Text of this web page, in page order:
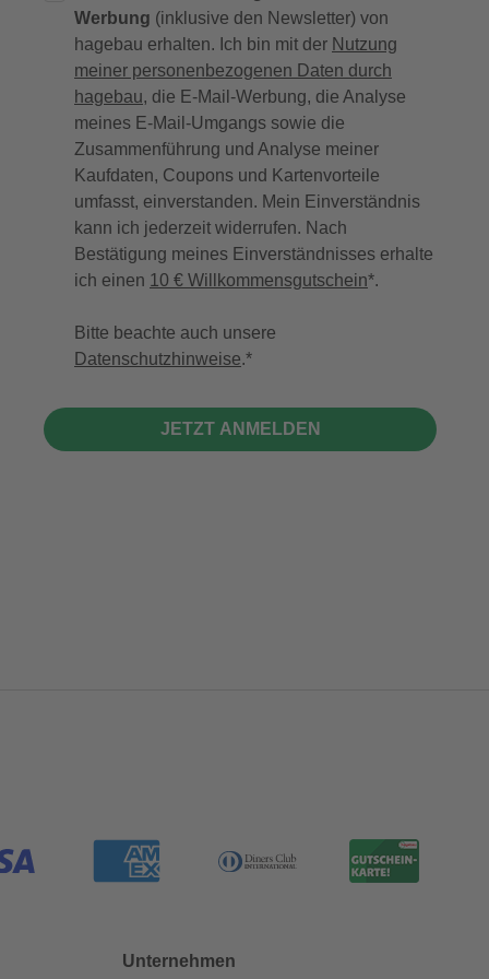
Werbung (inklusive den Newsletter) von
hagebau erhalten. Ich bin mit der Nutzung
meiner personenbezogenen Daten durch
hagebau, die E-Mail-Werbung, die Analyse
meines E-Mail-Umgangs sowie die
Zusammenführung und Analyse meiner
Kaufdaten, Coupons und Kartenvorteile
umfasst, einverstanden. Mein Einverständnis
kann ich jederzeit widerrufen. Nach
Bestätigung meines Einverständnisses erhalte
ich einen 10 € Willkommensgutschein*.
Bitte beachte auch unsere
Datenschutzhinweise.
JETZT ANMELDEN
Unternehmen